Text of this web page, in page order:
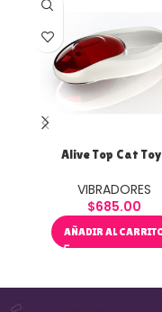
Alive Top Cat
VIBRADORES
$685.00
AÑADIR AL